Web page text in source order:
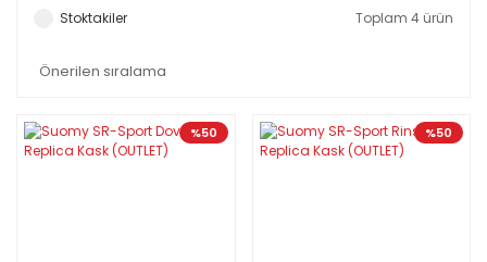
Stoktakiler Toplam 4 ürün
%50 %50